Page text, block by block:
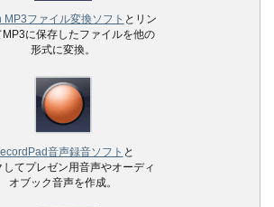
MP3ファイル変換ソフト とリン
MP3に保存したファイルを他の
形式に変換。
音声録音ソフト と
してプレゼン用音声やオーディ
オブック音声を作成。